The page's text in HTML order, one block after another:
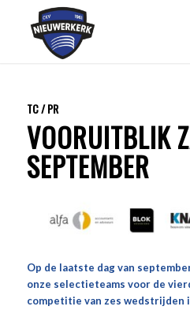
TC / PR
VOORUITBLIK
SEPTEMBER
Op de laatste dag van
onze selectieteams voor de
competitie van zes wedstrijden